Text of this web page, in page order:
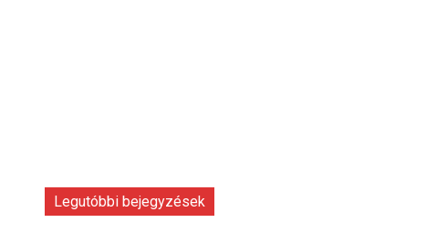
Legutóbbi bejegyzések